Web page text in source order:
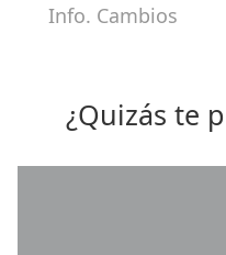
Info. Cambios
¿Quizás te